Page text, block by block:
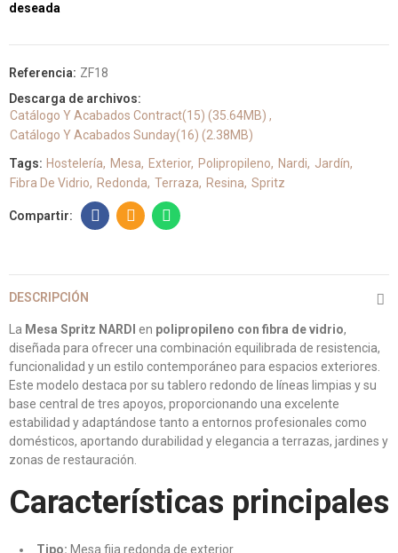
deseada
Referencia: ZF18
Descarga de archivos:
Catálogo Y Acabados Contract(15) (35.64MB)
Catálogo Y Acabados Sunday(16) (2.38MB)
Tags: Hostelería Mesa Exterior Polipropileno Nardi
Jardín
Fibra De Vidrio
Redonda Terraza Resina Spritz
DESCRIPCIÓN
La Mesa Spritz NARDI en polipropileno con fibra de vidrio,
diseñada para ofrecer una combinación equilibrada de resistencia,
funcionalidad y un estilo contemporáneo para espacios exteriores.
Este modelo destaca por su tablero redondo de líneas limpias y su
base central de tres apoyos, proporcionando una excelente
estabilidad y adaptándose tanto a entornos profesionales como
domésticos, aportando durabilidad y elegancia a terrazas, jardines y
zonas de restauración.
Características principales
Tipo: Mesa fija redonda de exterior.